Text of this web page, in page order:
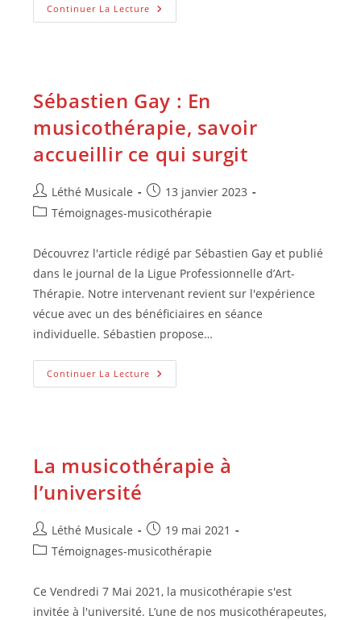
Continuer La Lecture Immersion
Dans
Les
Papillons
Sébastien Gay : En
musicothérapie, savoir
accueillir ce qui surgit
Auteur/autrice
de
Léthé Musicale
Publication
publiée :
13 janvier 2023
PostTémoignages-musicothérapie
Découvrez l'article rédigé par Sébastien Gay et publié
dans le journal de la Ligue Professionnelle d’Art-
Thérapie. Notre intervenant revient sur l'expérience
vécue avec un des bénéficiaires en séance
individuelle. Sébastien propose…
Continuer La Lecture Sébastien
Gay
Qui
Surgit
La musicothérapie à
l’université
Auteur/autrice
de
Léthé Musicale
Publication
publiée :
19 mai 2021
PostTémoignages-musicothérapie
Ce Vendredi 7 Mai 2021, la musicothérapie s'est
invitée à l'université. L’une de nos musicothérapeutes,